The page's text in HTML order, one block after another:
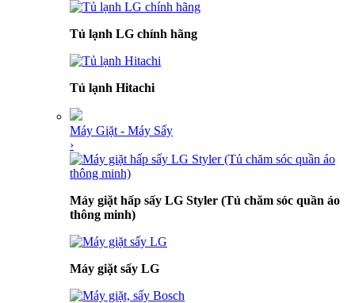
Tủ lạnh LG chính hãng
Tủ lạnh Hitachi
Máy Giặt - Máy Sấy
›
Máy giặt hấp sấy LG Styler (Tủ chăm sóc quần áo
thông minh)
Máy giặt sấy LG